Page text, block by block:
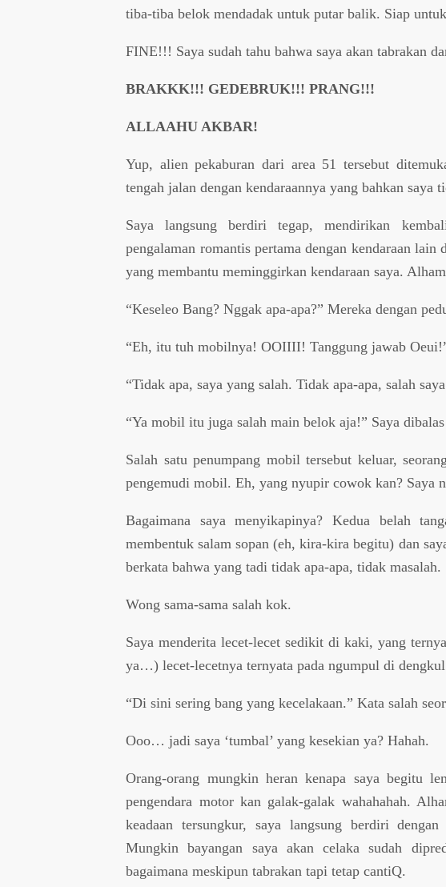
tiba-tiba belok mendadak untuk putar balik. Siap
FINE!!! Saya sudah tahu bahwa saya akan tabrakan
BRAKKK!!! GEDEBRUK!!! PRANG!!!
ALLAAHU AKBAR!
Yup, alien pekaburan dari area 51 tersebut
tengah jalan dengan kendaraannya yang bahkan saya
Saya langsung berdiri tegap, mendirikan
pengalaman romantis pertama dengan kendaraan
yang membantu meminggirkan kendaraan saya.
“Keseleo Bang? Nggak apa-apa?” Mereka dengan
“Eh, itu tuh mobilnya! OOIIII! Tanggung jawab
“Tidak apa, saya yang salah. Tidak apa-apa, salah
“Ya mobil itu juga salah main belok aja!” Saya
Salah satu penumpang mobil tersebut keluar,
pengemudi mobil. Eh, yang nyupir cowok kan? Saya
Bagaimana saya menyikapinya? Kedua belah
membentuk salam sopan (eh, kira-kira begitu) dan
berkata bahwa yang tadi tidak apa-apa, tidak masalah.
Wong sama-sama salah kok.
Saya menderita lecet-lecet sedikit di kaki, yang
ya…) lecet-lecetnya ternyata pada ngumpul di
“Di sini sering bang yang kecelakaan.” Kata salah
Ooo… jadi saya ‘tumbal’ yang kesekian ya? Hahah.
Orang-orang mungkin heran kenapa saya begitu
pengendara motor kan galak-galak wahahahah.
keadaan tersungkur, saya langsung berdiri
Mungkin bayangan saya akan celaka sudah
bagaimana meskipun tabrakan tapi tetap cantiQ.